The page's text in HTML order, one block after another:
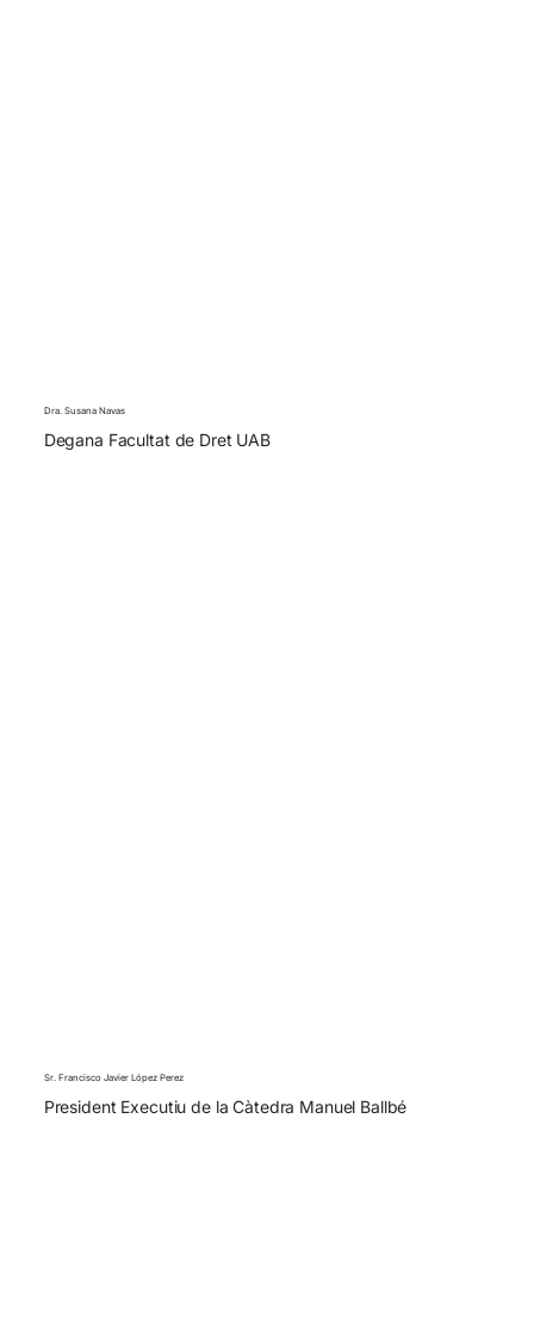
Dra. Susana Navas
Degana Facultat de Dret UAB
Sr. Francisco Javier López Perez
President Executiu de la Càtedra Manuel Ballbé